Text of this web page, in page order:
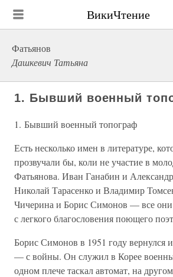
ВикиЧтение
Фатьянов
Дашкевич Татьяна
1. Бывший военный
1. Бывший военный топограф
Есть несколько имен в литературе,
прозвучали бы, коли не участие в
Фатьянова. Иван Ганабин и
Николай Тарасенко и Владимир
Чичерина и Борис Симонов — все
с легкого благословения поющего
Борис Симонов в 1951 году вернулся
— с войны. Он служил в Корее
одном плече таскал автомат, на